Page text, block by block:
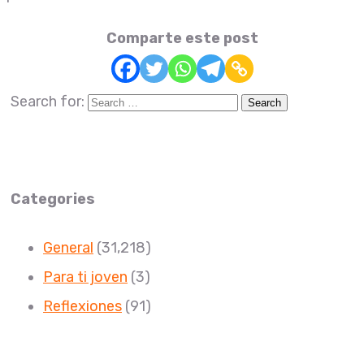
Comparte este post
Search for:
Categories
General (31,218)
Para ti joven (3)
Reflexiones (91)